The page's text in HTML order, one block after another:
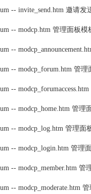
-- invite_send.htm 邀请发
-- modcp.htm 管理面板模
--
-- modcp_forum.htm 管
--
-- modcp_home.htm 管
-- modcp_log.htm 管理面
-- modcp_login.htm 管理
-- modcp_member.htm
-- modcp_moderate.htm